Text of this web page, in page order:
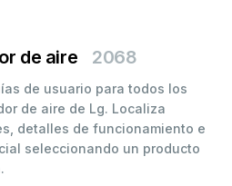
de aire 2068
de usuario para todos los
de aire de Lg. Localiza
detalles de funcionamiento e
seleccionando un producto